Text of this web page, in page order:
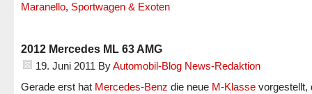
Maranello, Sportwagen & Exoten
2012 Mercedes ML 63 AMG
19. Juni 2011 ByAutomobil-Blog News-Redaktion
Gerade erst hat Mercedes-Benz die neue M-Klasse vorgestellt,